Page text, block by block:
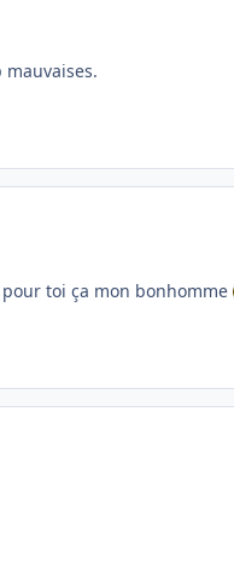
toi ça mon bonhomme